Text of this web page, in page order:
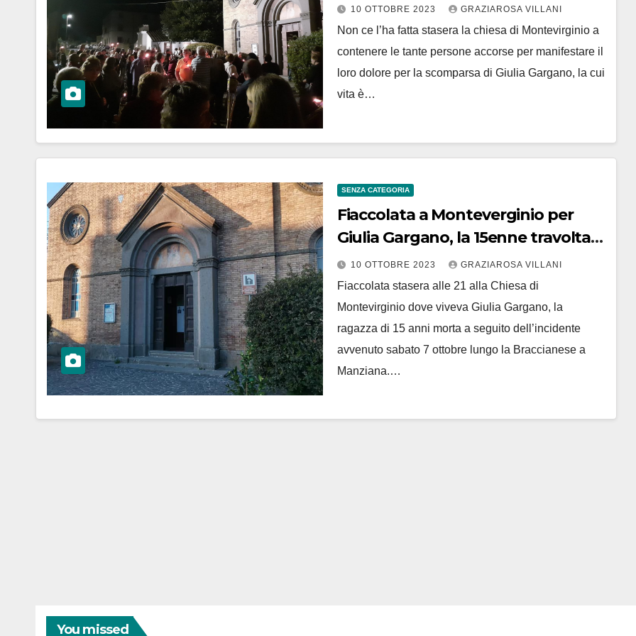
10 OTTOBRE 2023 GRAZIAROSA VILLANI
Non ce l’ha fatta stasera la chiesa di Montevirginio a
contenere le tante persone accorse per manifestare il
loro dolore per la scomparsa di Giulia Gargano, la cui
vita è…
SENZA CATEGORIA
Fiaccolata a Monteverginio per
Giulia Gargano, la 15enne travolta
da un’auto a Manziana. Dai
familiari: “sì alla donazione degli
organi”
10 OTTOBRE 2023 GRAZIAROSA VILLANI
Fiaccolata stasera alle 21 alla Chiesa di
Montevirginio dove viveva Giulia Gargano, la
ragazza di 15 anni morta a seguito dell’incidente
avvenuto sabato 7 ottobre lungo la Braccianese a
Manziana.…
You missed